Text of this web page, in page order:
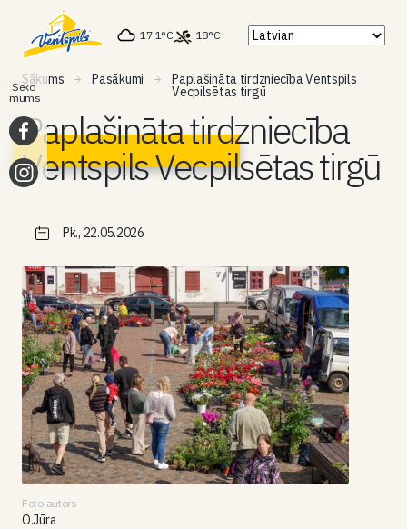
17.1°C 18°C
Sākums Pasākumi Paplašināta tirdzniecība Ventspils
Vecpilsētas tirgū
Paplašināta tirdzniecība
Ventspils Vecpilsētas tirgū
Pk., 22.05.2026
Foto autors
O.Jūra
Seko
mums